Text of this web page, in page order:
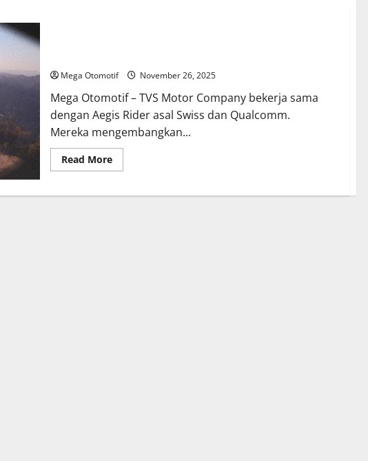
Mega Otomotif November 26, 2025
Mega Otomotif – TVS Motor Company bekerja sama
dengan Aegis Rider asal Swiss dan Qualcomm.
Mereka mengembangkan...
Read MoreRead
more
Rancang